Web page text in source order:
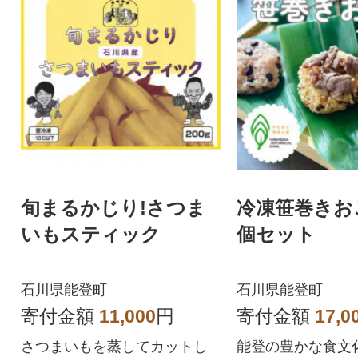
旬まるかじり!さつま
いもスティック
石川県能登町
寄付金額 11,000円
さつまいもを蒸してカットし
冷凍笹巻き
個セット
石川県能登町
寄付金額
能登の豊かな食文